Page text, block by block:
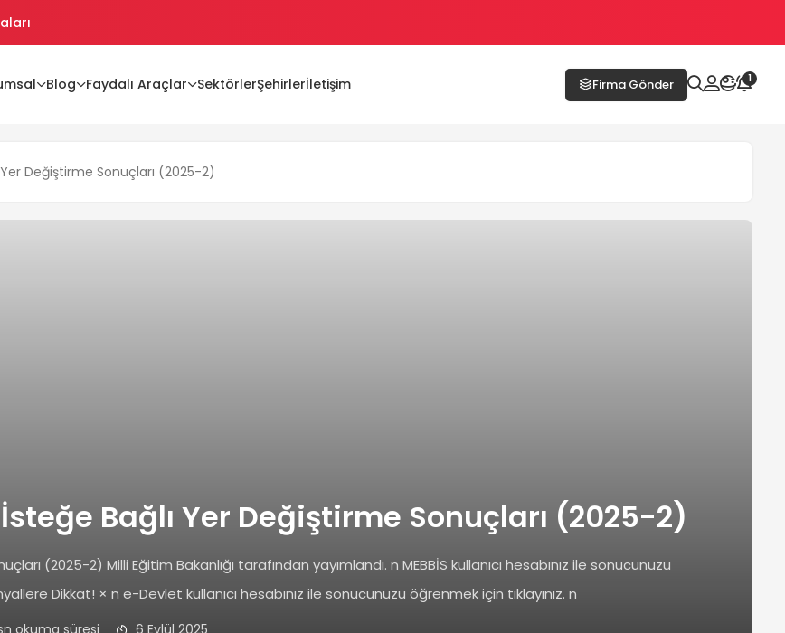
Blog Faydalı Araçlar SektörlerŞehirlerİletişim Firma Gönder 1
Değiştirme Sonuçları (2025-2)
Bağlı Yer Değiştirme Sonuçları (2025-2)
(2025-2) Milli Eğitim Bakanlığı tarafından yayımlandı. n MEBBİS kullanıcı hesabınız ile sonucunuzu
Dikkat! × n e-Devlet kullanıcı hesabınız ile sonucunuzu öğrenmek için tıklayınız. n
okuma süresi 6 Eylül 2025